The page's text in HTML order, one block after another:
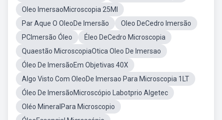
Oleo ImersaoMicroscopia 25Ml
Par Aque O OleoDe Imersão
Oleo DeCedro Imersão
PCImersão Óleo
Éleo DeCedro Microscopia
Quaestão MicroscopiaOtica Oleo De Imersao
Óleo De ImersãoEm Objetivas 40X
Algo Visto Com OleoDe Imersao Para Microscopia 1LT
Óleo De ImersãoMicroscópio Labotprio Algetec
Oléo MineralPara Microscopio